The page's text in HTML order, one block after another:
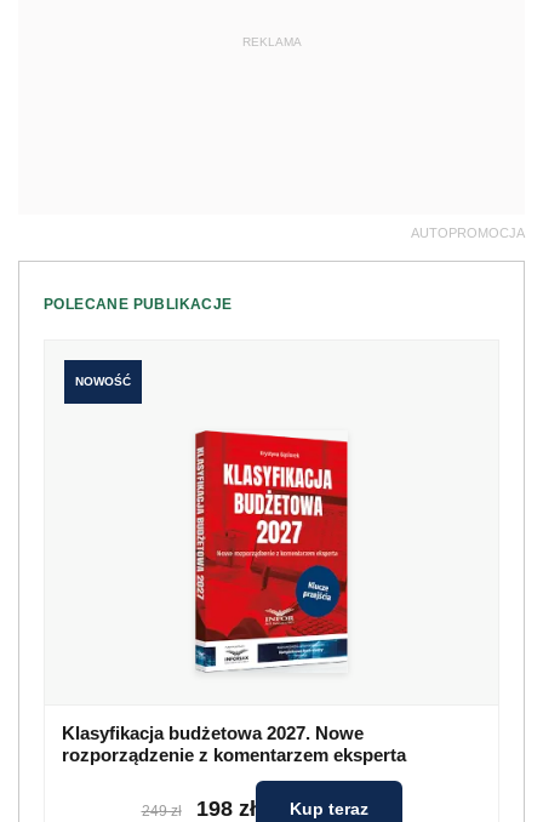
REKLAMA
AUTOPROMOCJA
POLECANE PUBLIKACJE
NOWOŚĆ
Klasyfikacja budżetowa 2027. Nowe
rozporządzenie z komentarzem eksperta
249 zł 198 zł Kup teraz